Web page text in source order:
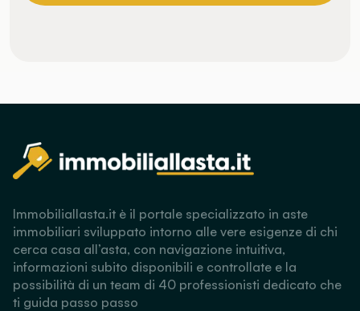
Immobiliallasta.it è il portale specializzato in aste
immobiliari sviluppato intorno alle vere esigenze di chi
cerca casa all’asta, con navigazione intuitiva,
informazioni subito disponibili e controllate e la
possibilità di un team di 40 professionisti dedicato che
ti guida passo passo